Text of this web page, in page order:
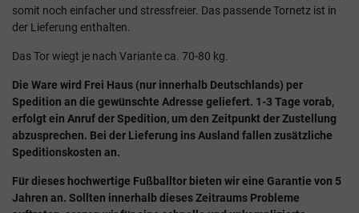
somit noch einfacher und stressfreier. Das passende Tornetz ist in
der Lieferung enthalten.
Das Tor wiegt je nach Variante ca. 70-80 kg.
Die Ware wird Frei Haus (nur innerhalb Deutschlands) per
Spedition an die gewünschte Adresse geliefert. 1-3 Tage vorab,
erfolgt ein Anruf der Spedition, um den Zeitpunkt der Zustellung
abzusprechen. Bei der Lieferung ins Ausland fallen zusätzliche
Speditionskosten an.
Für dieses hochwertige Fußballtor bieten wir eine Garantie von 5
Jahren an. Sollten innerhalb dieses Zeitraums Probleme